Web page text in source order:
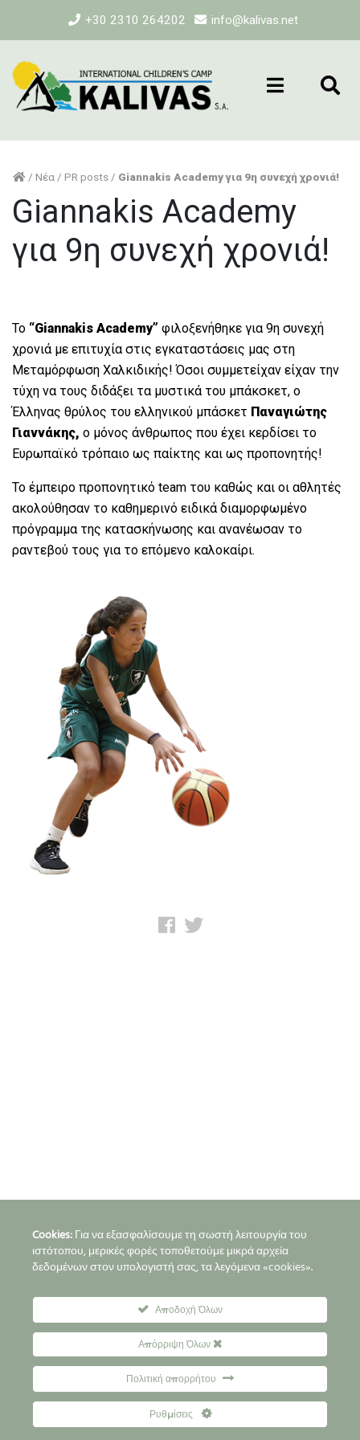
+30 2310 264202 info@kalivas.net
/ Νέα / PR posts / Giannakis Academy για 9η συνεχή χρονιά!
Giannakis Academy
για 9η συνεχή χρονιά!
Το “Giannakis Academy” φιλοξενήθηκε για 9η συνεχή
χρονιά με επιτυχία στις εγκαταστάσεις μας στη
Μεταμόρφωση Χαλκιδικής! Όσοι συμμετείχαν είχαν την
τύχη να τους διδάξει τα μυστικά του μπάκσκετ, ο
Έλληνας θρύλος του ελληνικού μπάσκετ Παναγιώτης
Γιαννάκης, ο μόνος άνθρωπος που έχει κερδίσει το
Ευρωπαϊκό τρόπαιο ως παίκτης και ως προπονητής!
Το έμπειρο προπονητικό team του καθώς και οι αθλητές
ακολούθησαν το καθημερινό ειδικά διαμορφωμένο
πρόγραμμα της κατασκήνωσης και ανανέωσαν το
ραντεβού τους για το επόμενο καλοκαίρι.
Προκράτηση θέσης
Cookies:Για να εξασφαλίσουμε τη σωστή λειτουργία του
ιστότοπου, μερικές φορές τοποθετούμε μικρά αρχεία
δεδομένων στον υπολογιστή σας, τα λεγόμενα «cookies».
Αποδοχή Όλων
Απόρριψη Όλων
Πολιτική απορρήτου
Ρυθμίσεις